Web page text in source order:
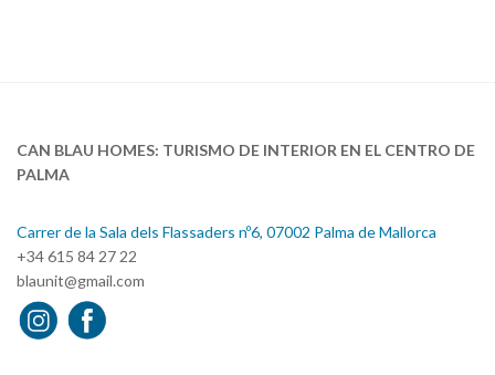
CAN BLAU HOMES: TURISMO DE INTERIOR EN EL CENTRO DE
PALMA
Carrer de la Sala dels Flassaders nº6, 07002 Palma de Mallorca
+34 615 84 27 22
blaunit@gmail.com